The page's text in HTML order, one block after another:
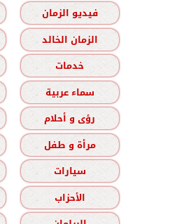
فيديو الزمان
الزمان الخالد
خدمات
سماء عربية
رؤى و أحلام
مرأة و طفل
سيارات
الأحزاب